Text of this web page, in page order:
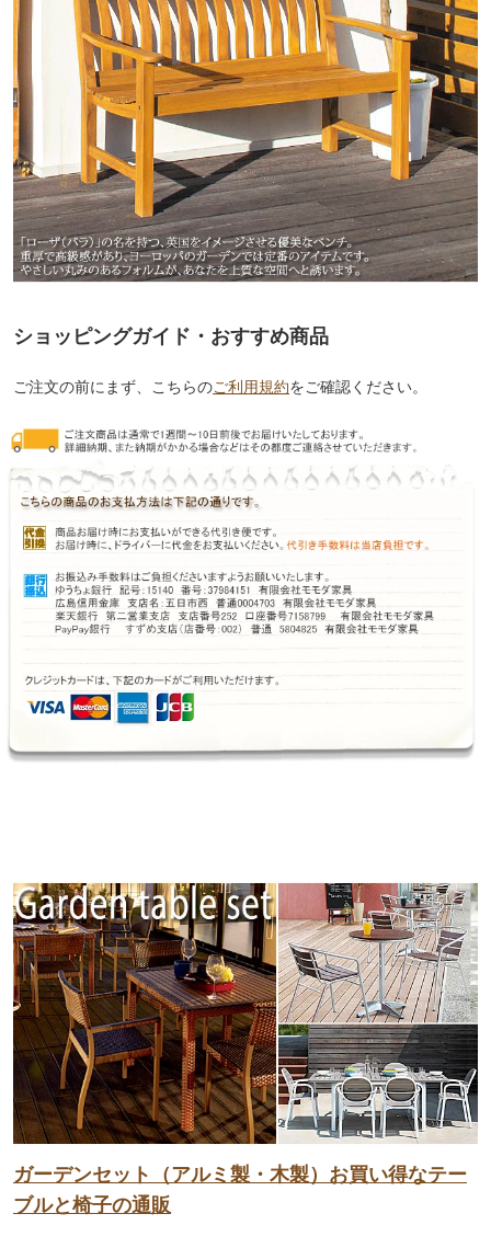
ショッピングガイド・おすすめ商品
ご注文の前にまず、こちらのご利用規約をご確認ください。
ガーデンセット（アルミ製・木製）お買い得なテー
ブルと椅子の通販